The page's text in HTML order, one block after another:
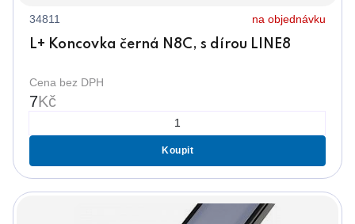
34811 na objednávku
L+ Koncovka černá N8C, s dírou LINE8
Cena bez DPH
7Kč
Koupit